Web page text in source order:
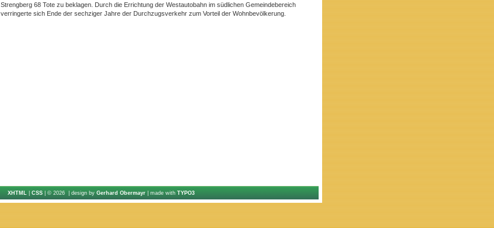
Strengberg 68 Tote zu beklagen. Durch die Errichtung der Westautobahn im südlichen Gemeindebereich
verringerte sich Ende der sechziger Jahre der Durchzugsverkehr zum Vorteil der Wohnbevölkerung.
XHTML CSS | © 2026 | design by Gerhard Obermayr | made with TYPO3